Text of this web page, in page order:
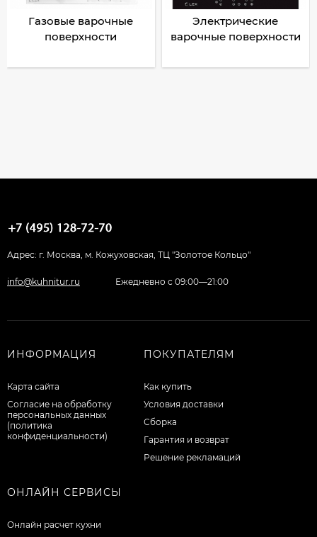
Газовые варочные
поверхности
Электрические
варочные поверхности
Адрес: г. Москва, м. Кожуховская, ТЦ "Золотое Кольцо"
info@kuhnitur.ru Ежедневно с 09:00—21:00
ИНФОРМАЦИЯ
Карта сайта
Согласие на обработку
персональных данных
(политика
конфиденциальности)
ПОКУПАТЕЛЯМ
Как купить
Условия доставки
Сборка
Гарантия и возврат
Решение рекламаций
ОНЛАЙН СЕРВИСЫ
Онлайн расчет кухни